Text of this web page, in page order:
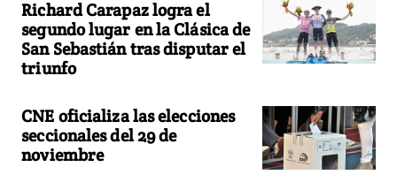
Richard Carapaz logra el
segundo lugar en la Clásica de
San Sebastián tras disputar el
triunfo
CNE oficializa las elecciones
seccionales del 29 de
noviembre